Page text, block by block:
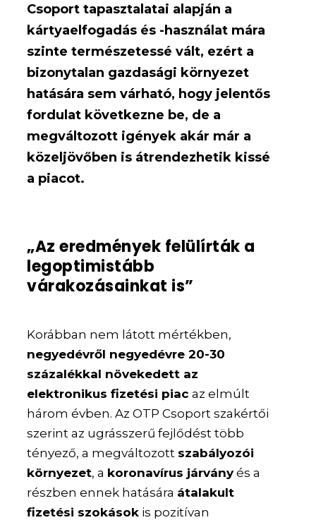
Csoport tapasztalatai alapján a
kártyaelfogadás és -használat mára
szinte természetessé vált, ezért a
bizonytalan gazdasági környezet
hatására sem várható, hogy jelentős
fordulat következne be, de a
megváltozott igények akár már a
közeljövőben is átrendezhetik kissé
a piacot.
„Az eredmények felülírták a
legoptimistább
várakozásainkat is”
Korábban nem látott mértékben,
negyedévről negyedévre 20-30
százalékkal növekedett az
elektronikus fizetési piac az elmúlt
három évben. Az OTP Csoport szakértői
szerint az ugrásszerű fejlődést több
tényező, a megváltozott szabályozói
környezet, a koronavírus járványés a
részben ennek hatására átalakult
fizetési szokások is pozitívan